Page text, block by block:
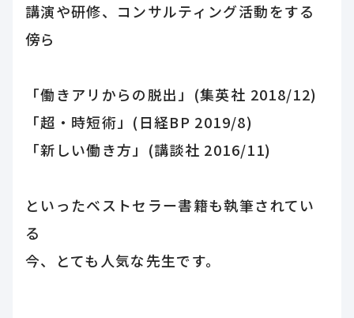
講演や研修、コンサルティング活動をする
傍ら
「働きアリからの脱出」(集英社 2018/12)
「超・時短術」(日経BP 2019/8)
「新しい働き方」(講談社 2016/11)
といったベストセラー書籍も執筆されてい
る
今、とても人気な先生です。